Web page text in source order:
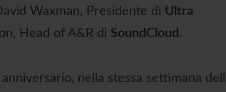
Waxman, Presidente di Ultra
Head of A&R di SoundCloud .
nella stessa settimana